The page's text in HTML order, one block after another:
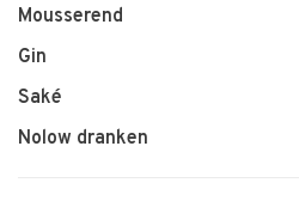
Mousserend
Gin
Saké
Nolow dranken